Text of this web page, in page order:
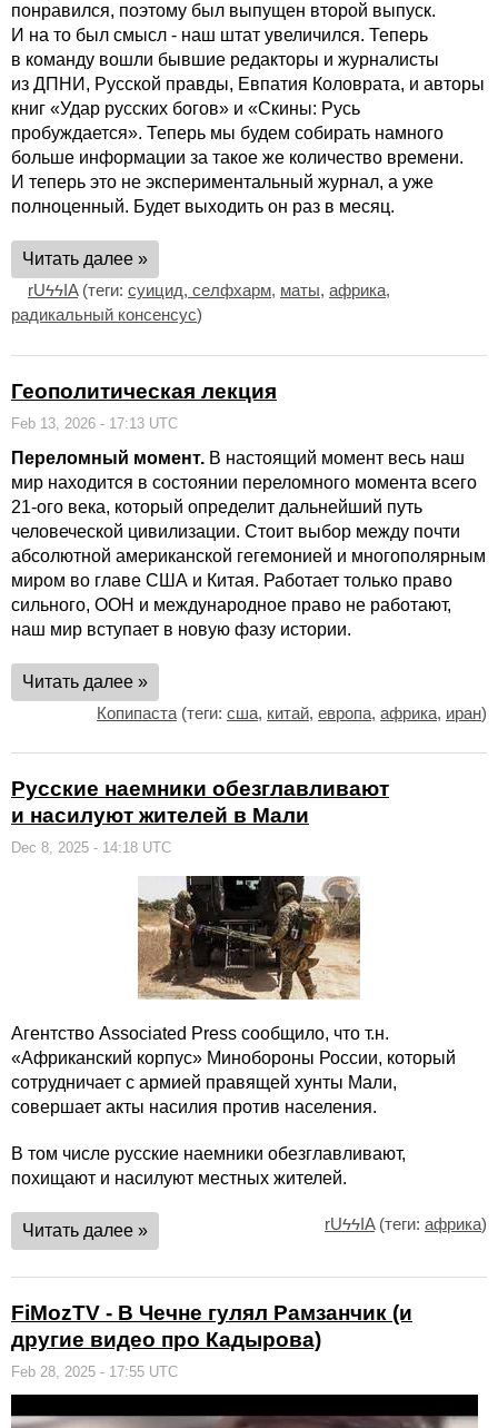
понравился, поэтому был выпущен второй выпуск.
И на то был смысл - наш штат увеличился. Теперь
в команду вошли бывшие редакторы и журналисты
из ДПНИ, Русской правды, Евпатия Коловрата, и авторы
книг «Удар русских богов» и «Скины: Русь
пробуждается». Теперь мы будем собирать намного
больше информации за такое же количество времени.
И теперь это не экспериментальный журнал, а уже
полноценный. Будет выходить он раз в месяц.
Читать далее »
rUϟϟIA(теги: суицид, селфхарм, маты, африка,
радикальный консенсус)
Геополитическая лекция
Feb 13, 2026 - 17:13 UTC
Переломный момент. В настоящий момент весь наш
мир находится в состоянии переломного момента всего
21-ого века, который определит дальнейший путь
человеческой цивилизации. Стоит выбор между почти
абсолютной американской гегемонией и многополярным
миром во главе США и Китая. Работает только право
сильного, ООН и международное право не работают,
наш мир вступает в новую фазу истории.
Читать далее »
Копипаста (теги: сша, китай, европа, африка, иран)
Русские наемники обезглавливают
и насилуют жителей в Мали
Dec 8, 2025 - 14:18 UTC
Агентство Associated Press сообщило, что т.н.
«Африканский корпус» Минобороны России, который
сотрудничает с армией правящей хунты Мали,
совершает акты насилия против населения.
В том числе русские наемники обезглавливают,
похищают и насилуют местных жителей.
Читать далее » rUϟϟIA(теги: африка)
FiMozTV - В Чечне гулял Рамзанчик (и
другие видео про Кадырова)
Feb 28, 2025 - 17:55 UTC